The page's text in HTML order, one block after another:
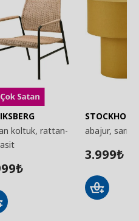
koltuk, rattan-
₺
abajur, sarı
3.999₺